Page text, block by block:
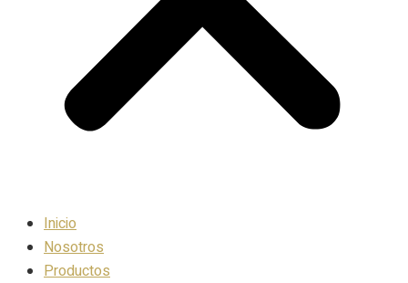
Inicio
Nosotros
Productos